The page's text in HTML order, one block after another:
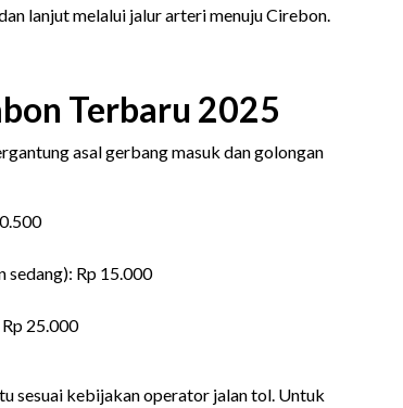
lanjut melalui jalur arteri menuju Cirebon.
Terbaru 2025
asal gerbang masuk dan golongan
sedang): Rp 15.000
25.000
sesuai kebijakan operator jalan tol. Untuk